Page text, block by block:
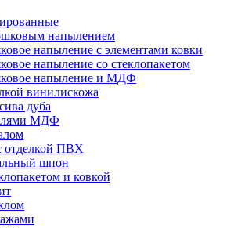
напылением
напыление с элементами ковки
напыление со стеклопакетом
напыление и МДФ
винилискожа
дуба
МДФ
ПВХ
шпон
и ковкой